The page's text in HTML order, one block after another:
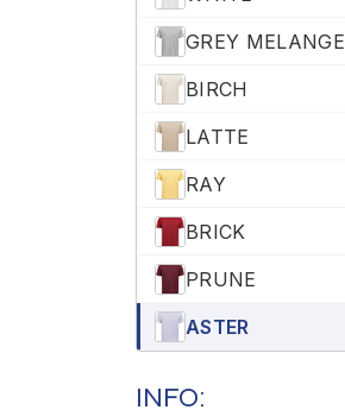
GREY MELANGE
BIRCH
LATTE
RAY
BRICK
PRUNE
ASTER
INFO: